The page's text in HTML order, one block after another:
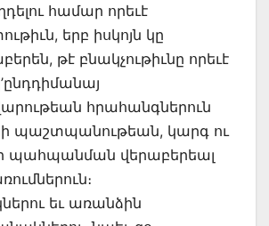
համար որեւէ
երբ իսկոյն կը
թէ բնակչութիւնը որեւէ
հրահանգ­ներուն
պաշտպանութեան, կարգ ու
պահպանման վերաբեր­եալ
եւ առանձին